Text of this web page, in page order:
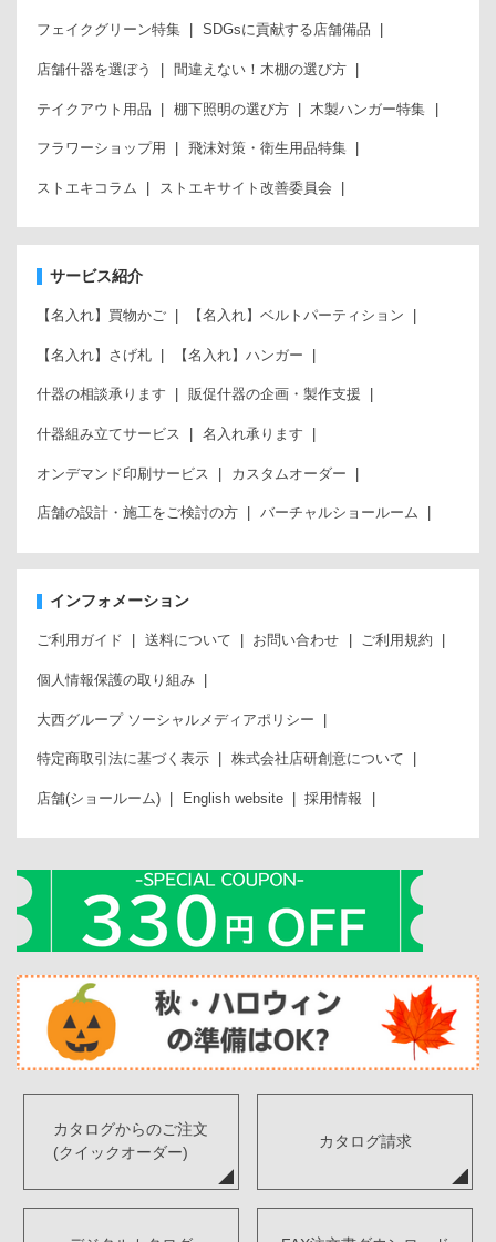
フェイクグリーン特集 SDGsに貢献する店舗備品
店舗什器を選ぼう 間違えない！木棚の選び方
テイクアウト用品 棚下照明の選び方 木製ハンガー特集
フラワーショップ用 飛沫対策・衛生用品特集
ストエキコラム ストエキサイト改善委員会
サービス紹介
【名入れ】買物かご 【名入れ】ベルトパーティション
【名入れ】さげ札 【名入れ】ハンガー
什器の相談承ります 販促什器の企画・製作支援
什器組み立てサービス 名入れ承ります
オンデマンド印刷サービス カスタムオーダー
店舗の設計・施工をご検討の方 バーチャルショールーム
インフォメーション
ご利用ガイド 送料について お問い合わせ ご利用規約
個人情報保護の取り組み
大西グループ ソーシャルメディアポリシー
特定商取引法に基づく表示 株式会社店研創意について
店舗(ショールーム) English website 採用情報
カタログからのご注文
(クイックオーダー)
カタログ請求